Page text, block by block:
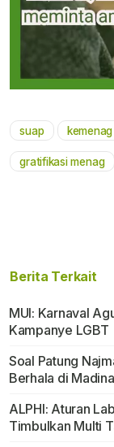
suap
gratifikasi menag
Berita Terkait
MUI: Karnaval
Kampanye LGBT
Soal Patung
Berhala di
ALPHI: Aturan
Timbulkan Multi